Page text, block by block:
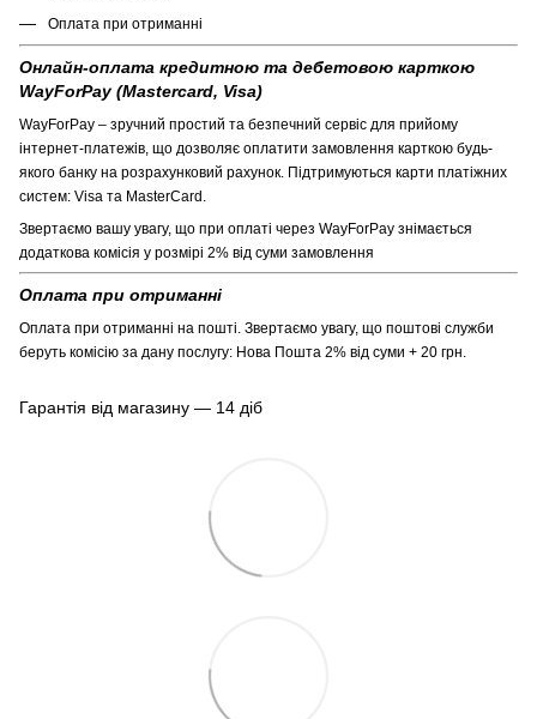
Оплата при отриманні
Онлайн-оплата кредитною та дебетовою карткою
WayForPay (Mastercard, Visa)
WayForPay – зручний простий та безпечний сервіс для прийому
інтернет-платежів, що дозволяє оплатити замовлення карткою будь-
якого банку на розрахунковий рахунок. Підтримуються карти платіжних
систем: Visa та MasterCard.
Звертаємо вашу увагу, що при оплаті через WayForPay знімається
додаткова комісія у розмірі 2% від суми замовлення
Оплата при отриманні
Оплата при отриманні на пошті. Звертаємо увагу, що поштові служби
беруть комісію за дану послугу: Нова Пошта 2% від суми + 20 грн.
Гарантія від магазину — 14 діб